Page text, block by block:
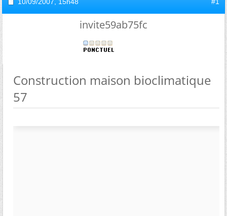
invite59ab75fc
Construction maison bioclimatique
57